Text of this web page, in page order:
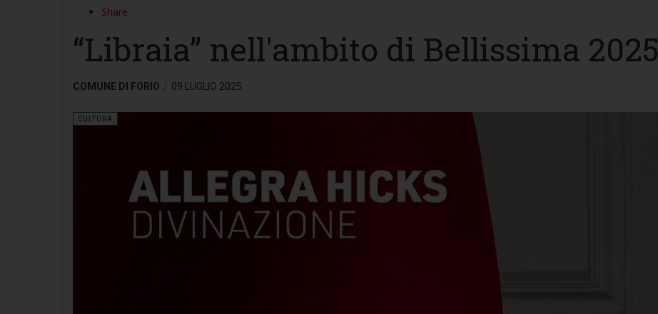
Share
“Libraia” nell'ambito di Bellissima 2025
COMUNE DI FORIO 09 LUGLIO 2025
CULTURA